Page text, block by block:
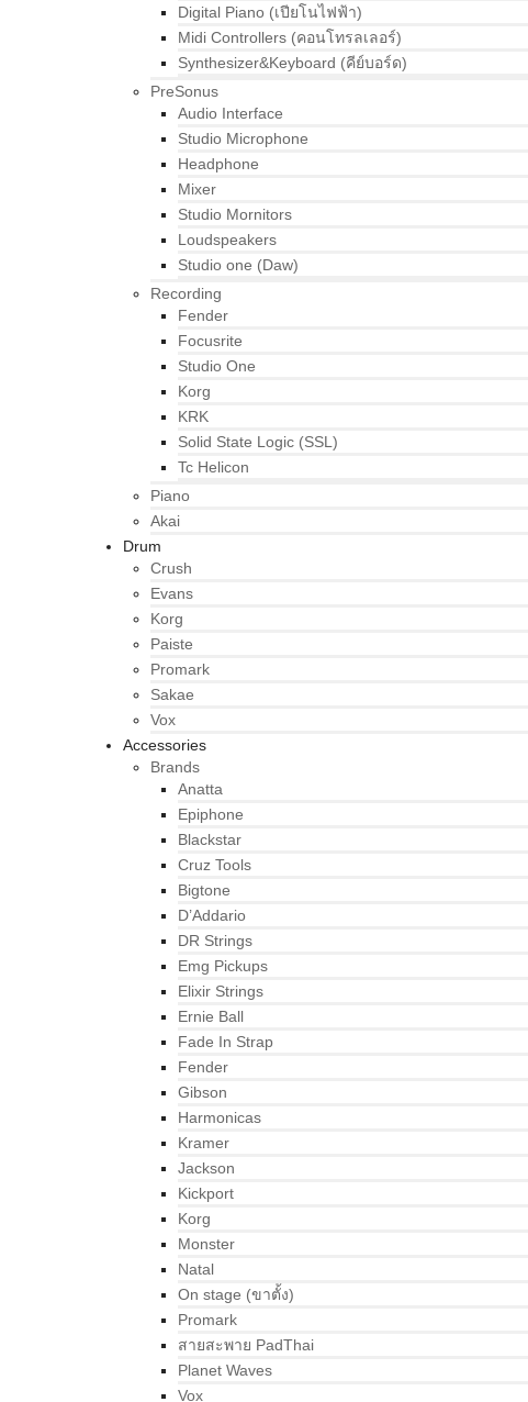
Digital Piano (เปียโนไฟฟ้า)
Midi Controllers (คอนโทรลเลอร์)
Synthesizer&Keyboard (คีย์บอร์ด)
PreSonus
Audio Interface
Studio Microphone
Headphone
Mixer
Studio Mornitors
Loudspeakers
Studio one (Daw)
Recording
Fender
Focusrite
Studio One
Korg
KRK
Solid State Logic (SSL)
Tc Helicon
Piano
Akai
Drum
Crush
Evans
Korg
Paiste
Promark
Sakae
Vox
Accessories
Brands
Anatta
Epiphone
Blackstar
Cruz Tools
Bigtone
D’Addario
DR Strings
Emg Pickups
Elixir Strings
Ernie Ball
Fade In Strap
Fender
Gibson
Harmonicas
Kramer
Jackson
Kickport
Korg
Monster
Natal
On stage (ขาตั้ง)
Promark
สายสะพาย PadThai
Planet Waves
Vox